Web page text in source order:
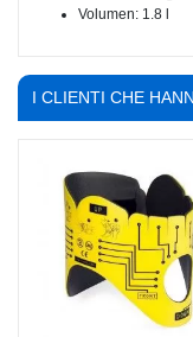
Volumen: 1.8 l
I CLIENTI CHE